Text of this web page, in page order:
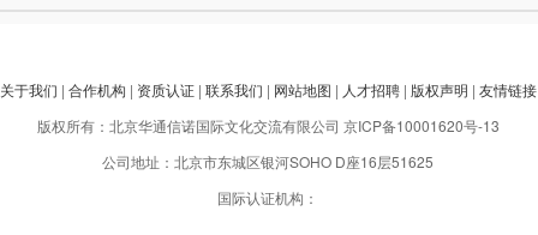
关于我们 | 合作机构 | 资质认证| 联系我们 | 网站地图 | 人才招聘| 版权声明 | 友情链接
版权所有：北京华通信诺国际文化交流有限公司 京ICP备10001620号-13
公司地址：北京市东城区银河SOHO D座16层51625
国际认证机构：